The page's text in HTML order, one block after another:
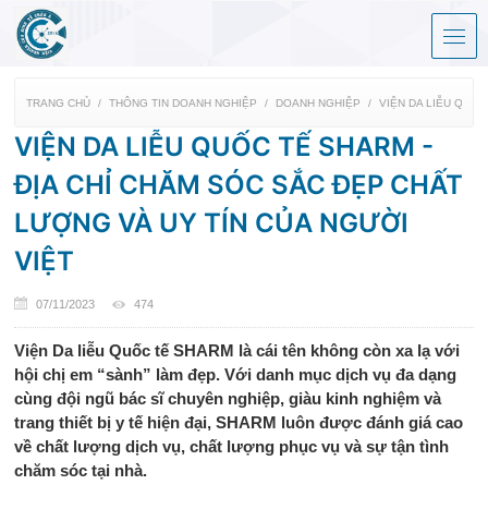
TRANG CHỦ THÔNG TIN DOANH NGHIỆP DOANH NGHIỆP VIỆN DA LIỄU
VIỆN DA LIỄU QUỐC TẾ SHARM -
ĐỊA CHỈ CHĂM SÓC SẮC ĐẸP CHẤT
LƯỢNG VÀ UY TÍN CỦA NGƯỜI
VIỆT
07/11/2023 474
Viện Da liễu Quốc tế SHARM là cái tên không còn xa lạ với
hội chị em “sành” làm đẹp. Với danh mục dịch vụ đa dạng
cùng đội ngũ bác sĩ chuyên nghiệp, giàu kinh nghiệm và
trang thiết bị y tế hiện đại, SHARM luôn được đánh giá cao
về chất lượng dịch vụ, chất lượng phục vụ và sự tận tình
chăm sóc tại nhà.